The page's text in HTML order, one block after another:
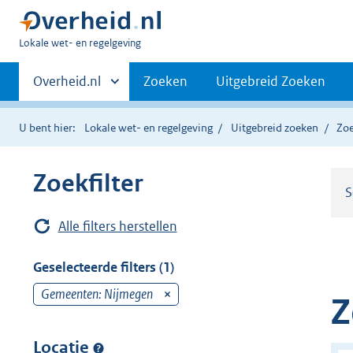
U
hier:
Lokale wet- en regelgeving
Primaire
navigatie
Andere
sites
binnen
Overheid.nl Zoeken Uitgebreid Zoeken
U bent hier: Lokale wet- en regelgeving Uitgebreid zoeken
Zoekfilter
Alle filters herstellen
Geselecteerde filters (1)
Gemeenten: Nijmegen
Locatie